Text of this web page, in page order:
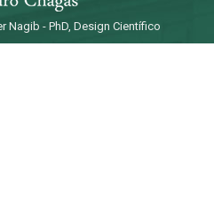
Nagib - PhD, Design Científico